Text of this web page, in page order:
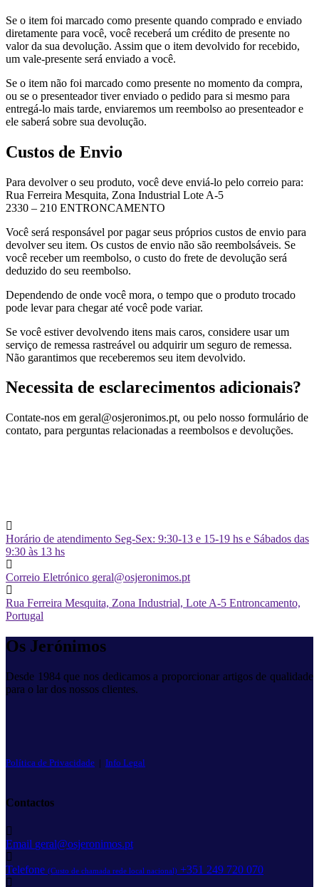
Se o item foi marcado como presente quando comprado e enviado
diretamente para você, você receberá um crédito de presente no
valor da sua devolução. Assim que o item devolvido for recebido,
um vale-presente será enviado a você.
Se o item não foi marcado como presente no momento da compra,
ou se o presenteador tiver enviado o pedido para si mesmo para
entregá-lo mais tarde, enviaremos um reembolso ao presenteador e
ele saberá sobre sua devolução.
Custos de Envio
Para devolver o seu produto, você deve enviá-lo pelo correio para:
Rua Ferreira Mesquita, Zona Industrial Lote A-5
2330 – 210 ENTRONCAMENTO
Você será responsável por pagar seus próprios custos de envio para
devolver seu item. Os custos de envio não são reembolsáveis. Se
você receber um reembolso, o custo do frete de devolução será
deduzido do seu reembolso.
Dependendo de onde você mora, o tempo que o produto trocado
pode levar para chegar até você pode variar.
Se você estiver devolvendo itens mais caros, considere usar um
serviço de remessa rastreável ou adquirir um seguro de remessa.
Não garantimos que receberemos seu item devolvido.
Necessita de esclarecimentos adicionais?
Contate-nos em geral@osjeronimos.pt, ou pelo nosso formulário de
contato, para perguntas relacionadas a reembolsos e devoluções.
Horário de atendimento Seg-Sex: 9:30-13 e 15-19 hs e Sábados das
9:30 às 13 hs
Correio Eletrónico geral@osjeronimos.pt
Rua Ferreira Mesquita, Zona Industrial, Lote A-5 Entroncamento,
Portugal
Os Jerónimos
Desde 1984 que nos dedicamos a proporcionar artigos de qualidade
para o lar dos nossos clientes.
Política de Privacidade Info Legal
Contactos
Email geral@osjeronimos.pt
Telefone (Custo de chamada rede local nacional) +351 249 720 070